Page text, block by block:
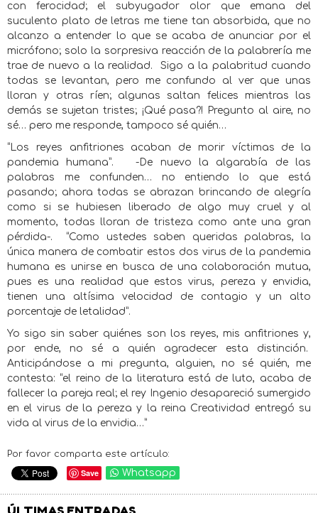
con ferocidad; el subyugador olor que emana del
suculento plato de letras me tiene tan absorbida, que no
alcanzo a entender lo que se acaba de anunciar por el
micrófono; solo la sorpresiva reacción de la palabrería me
trae de nuevo a la realidad. Sigo a la palabritud cuando
todas se levantan, pero me confundo al ver que unas
lloran y otras ríen; algunas saltan felices mientras las
demás se sujetan tristes; ¡Qué pasa?! Pregunto al aire, no
sé… pero me responde, tampoco sé quién…
“Los reyes anfitriones acaban de morir víctimas de la
pandemia humana”. -De nuevo la algarabía de las
palabras me confunden… no entiendo lo que está
pasando; ahora todas se abrazan brincando de alegría
como si se hubiesen liberado de algo muy cruel y al
momento, todas lloran de tristeza como ante una gran
pérdida-. “Como ustedes saben queridas palabras, la
única manera de combatir estos dos virus de la pandemia
humana es unirse en busca de una colaboración mutua,
pues es una realidad que estos virus, pereza y envidia,
tienen una altísima velocidad de contagio y un alto
porcentaje de letalidad”.
Yo sigo sin saber quiénes son los reyes, mis anfitriones y,
por ende, no sé a quién agradecer esta distinción.
Anticipándose a mi pregunta, alguien, no sé quién, me
contesta: “el reino de la literatura está de luto, acaba de
fallecer la pareja real; el rey Ingenio desapareció sumergido
en el virus de la pereza y la reina Creatividad entregó su
vida al virus de la envidia…”
Por favor comparta este artículo:
Save Whatsapp